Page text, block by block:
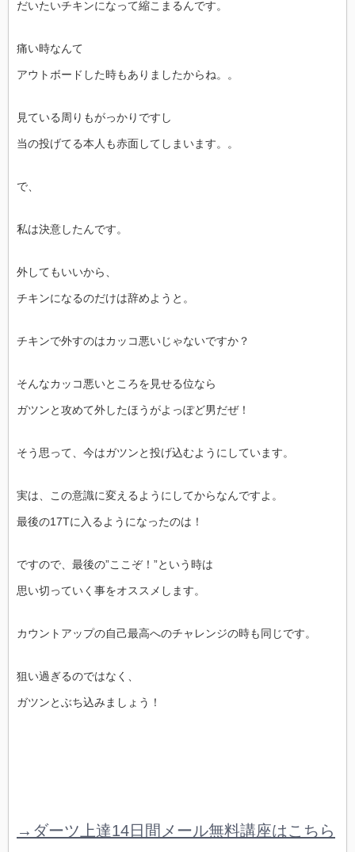
だいたいチキンになって縮こまるんです。
痛い時なんて
アウトボードした時もありましたからね。。
見ている周りもがっかりですし
当の投げてる本人も赤面してしまいます。。
で、
私は決意したんです。
外してもいいから、
チキンになるのだけは辞めようと。
チキンで外すのはカッコ悪いじゃないですか？
そんなカッコ悪いところを見せる位なら
ガツンと攻めて外したほうがよっぽど男だぜ！
そう思って、今はガツンと投げ込むようにしています。
実は、この意識に変えるようにしてからなんですよ。
最後の17Tに入るようになったのは！
ですので、最後の”ここぞ！”という時は
思い切っていく事をオススメします。
カウントアップの自己最高へのチャレンジの時も同じです。
狙い過ぎるのではなく、
ガツンとぶち込みましょう！
→ダーツ上達14日間メール無料講座はこちら